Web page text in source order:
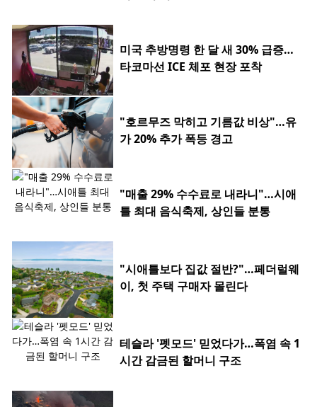
미국 추방명령 한 달 새 30% 급증…
타코마선 ICE 체포 현장 포착
"호르무즈 막히고 기름값 비상"…유
가 20% 추가 폭등 경고
"매출 29% 수수료로 내라니"…시애
틀 최대 음식축제, 상인들 분통
"시애틀보다 집값 절반?"…페더럴웨
이, 첫 주택 구매자 몰린다
테슬라 '펫모드' 믿었다가…폭염 속 1
시간 감금된 할머니 구조